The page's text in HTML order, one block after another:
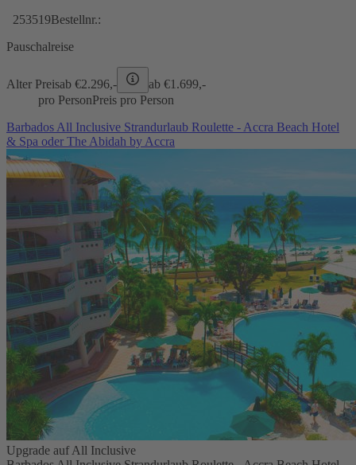
253519Bestellnr.:
Pauschalreise
Alter Preisab €2.296,- ab €1.699,-
pro PersonPreis pro Person
Barbados All Inclusive Strandurlaub Roulette - Accra Beach Hotel
& Spa oder The Abidah by Accra
Upgrade auf All Inclusive